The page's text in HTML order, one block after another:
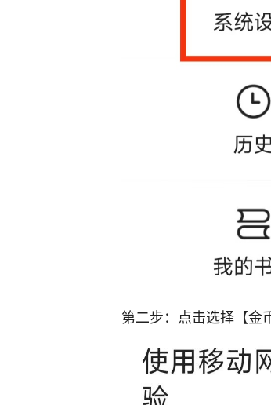
第二步：点击选择【金